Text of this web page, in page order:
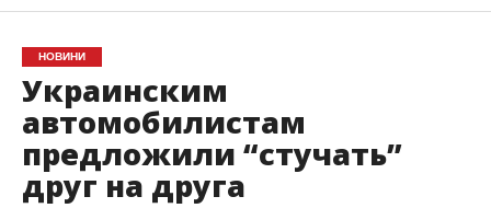
НОВИНИ
Украинским
автомобилистам
предложили “стучать”
друг на друга